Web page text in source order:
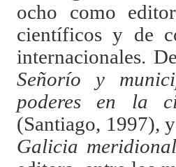
ocho como
científicos y de
internacionales.
Señorío y
poderes en la
(Santiago, 1997),
Galicia